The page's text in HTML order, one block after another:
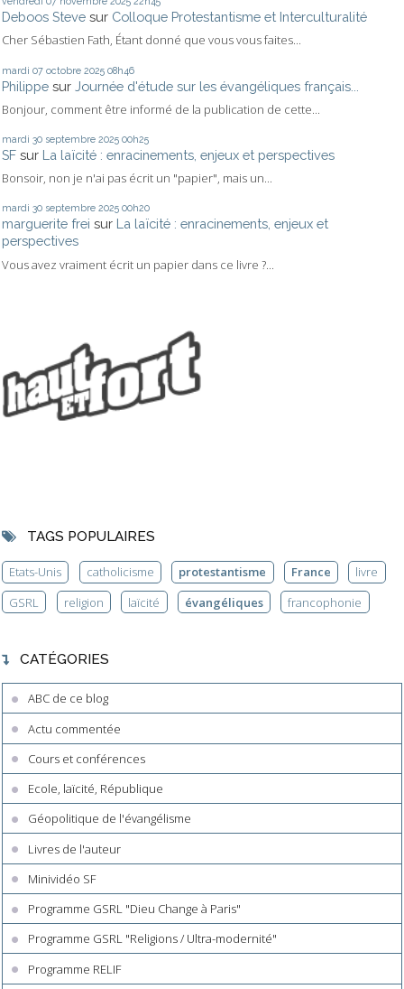
Deboos Steve sur Colloque Protestantisme et Interculturalité
Cher Sébastien Fath, Étant donné que vous vous faites...
mardi 07 octobre 2025 08h46
Philippe sur Journée d'étude sur les évangéliques français...
Bonjour, comment être informé de la publication de cette...
mardi 30 septembre 2025 00h25
SF sur La laïcité : enracinements, enjeux et perspectives
Bonsoir, non je n'ai pas écrit un "papier", mais un...
mardi 30 septembre 2025 00h20
marguerite frei sur La laïcité : enracinements, enjeux et
perspectives
Vous avez vraiment écrit un papier dans ce livre ?...
TAGS POPULAIRES
Etats-Unis catholicisme protestantisme France
livre
GSRL
religion laïcité évangéliques francophonie
CATÉGORIES
ABC de ce blog
Actu commentée
Cours et conférences
Ecole, laïcité, République
Géopolitique de l'évangélisme
Livres de l'auteur
Minividéo SF
Programme GSRL "Dieu Change à Paris"
Programme GSRL "Religions / Ultra-modernité"
Programme RELIF